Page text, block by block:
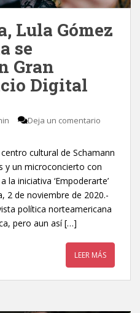
Lula Gómez
se
Gran
Digital
Deja un comentario
cultural de Schamann
y un microconcierto con
la iniciativa ‘Empoderarte’
2 de noviembre de 2020.-
política norteamericana
pero aun así […]
LEER MÁS